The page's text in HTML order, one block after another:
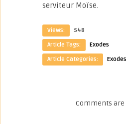
serviteur Moïse.
Views:
548
Article Tags:
Exodes
Article Categories:
Exodes
Comments are